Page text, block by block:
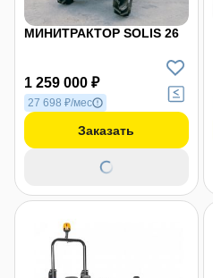
МИНИТРАКТОР SOLIS 26
1 259 000 ₽
27 698 ₽/мес
Заказать